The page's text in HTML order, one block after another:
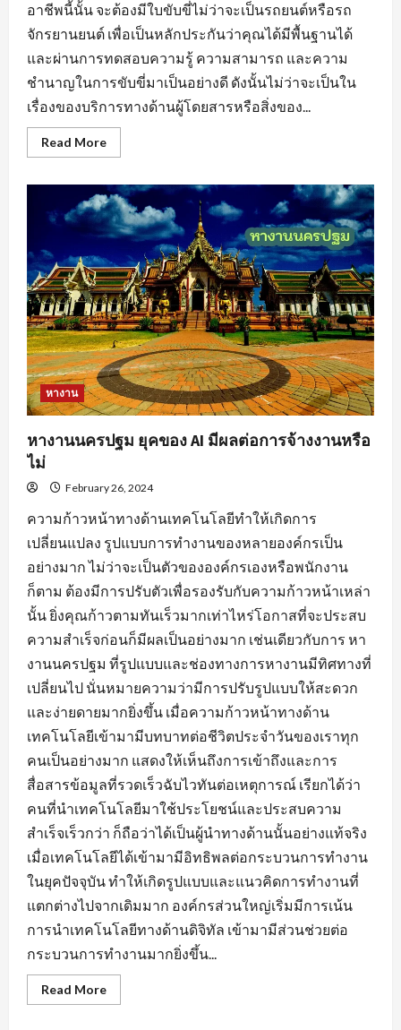
อาชีพนี้นั้น จะต้องมีใบขับขี่ไม่ว่าจะเป็นรถยนต์หรือรถ
จักรยานยนต์ เพื่อเป็นหลักประกันว่าคุณได้มีพื้นฐานได้
และผ่านการทดสอบความรู้ ความสามารถ และความ
ชำนาญในการขับขี่มาเป็นอย่างดี ดังนั้นไม่ว่าจะเป็นใน
เรื่องของบริการทางด้านผู้โดยสารหรือสิ่งของ...
Read MoreRead
more
งาน
ขับ
รถ
สร้าง
แรง
บันดาล
ใจ
ให้
กับ
ตนเอง
หางาน
หางานนครปฐม ยุคของ AI มีผลต่อการจ้างงานหรือ
ไม่
February 26, 2024
ความก้าวหน้าทางด้านเทคโนโลยีทำให้เกิดการ
เปลี่ยนแปลง รูปแบบการทำงานของหลายองค์กรเป็น
อย่างมาก ไม่ว่าจะเป็นตัวขององค์กรเองหรือพนักงาน
ก็ตาม ต้องมีการปรับตัวเพื่อรองรับกับความก้าวหน้าเหล่า
นั้น ยิ่งคุณก้าวตามทันเร็วมากเท่าไหร่โอกาสที่จะประสบ
ความสำเร็จก่อนก็มีผลเป็นอย่างมาก เช่นเดียวกับการ หา
งานนครปฐม ที่รูปแบบและช่องทางการหางานมีทิศทางที่
เปลี่ยนไป นั่นหมายความว่ามีการปรับรูปแบบให้สะดวก
และง่ายดายมากยิ่งขึ้น เมื่อความก้าวหน้าทางด้าน
เทคโนโลยีเข้ามามีบทบาทต่อชีวิตประจำวันของเราทุก
คนเป็นอย่างมาก แสดงให้เห็นถึงการเข้าถึงและการ
สื่อสารข้อมูลที่รวดเร็วฉับไวทันต่อเหตุการณ์ เรียกได้ว่า
คนที่นำเทคโนโลยีมาใช้ประโยชน์และประสบความ
สำเร็จเร็วกว่า ก็ถือว่าได้เป็นผู้นำทางด้านนั้นอย่างแท้จริง
เมื่อเทคโนโลยีได้เข้ามามีอิทธิพลต่อกระบวนการทำงาน
ในยุคปัจจุบัน ทำให้เกิดรูปแบบและแนวคิดการทำงานที่
แตกต่างไปจากเดิมมาก องค์กรส่วนใหญ่เริ่มมีการเน้น
การนำเทคโนโลยีทางด้านดิจิทัล เข้ามามีส่วนช่วยต่อ
กระบวนการทำงานมากยิ่งขึ้น...
Read MoreRead
more